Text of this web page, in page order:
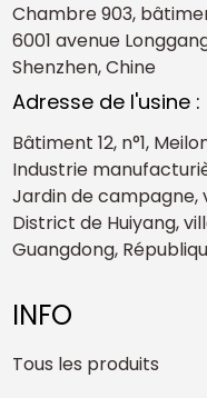
Chambre 903,
6001 avenue
Shenzhen, Chine
Adresse de l'usine :
Bâtiment 12, n°1,
Industrie
Jardin de campagne,
District de Huiyang,
Guangdong,
INFO
Tous les produits